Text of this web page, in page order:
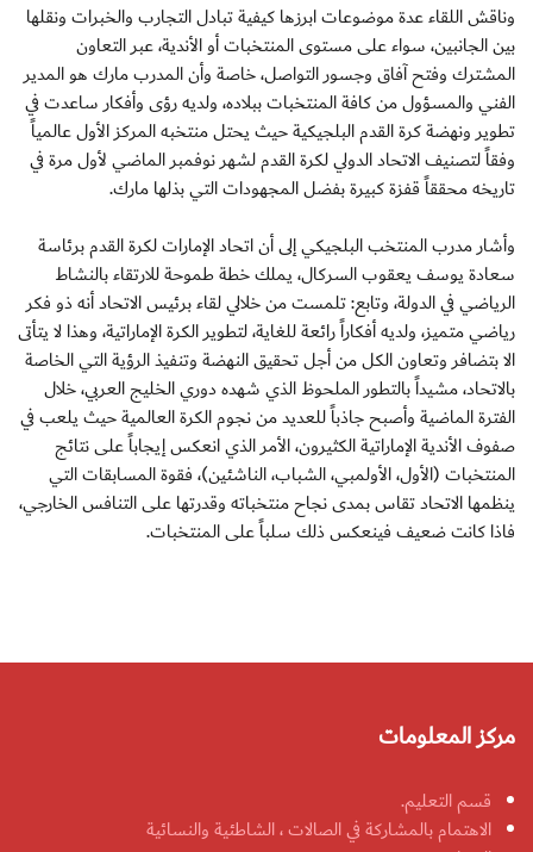
وناقش اللقاء عدة موضوعات ابرزها كيفية تبادل التجارب والخبرات ونقلها
بين الجانبين، سواء على مستوى المنتخبات أو الأندية، عبر التعاون
المشترك وفتح آفاق وجسور التواصل، خاصة وأن المدرب مارك هو المدير
الفني والمسؤول من كافة المنتخبات ببلاده، ولديه رؤى وأفكار ساعدت في
تطوير ونهضة كرة القدم البلجيكية حيث يحتل منتخبه المركز الأول عالمياً
وفقاً لتصنيف الاتحاد الدولي لكرة القدم لشهر نوفمبر الماضي لأول مرة في
تاريخه محققاً قفزة كبيرة بفضل المجهودات التي بذلها مارك.
وأشار مدرب المنتخب البلجيكي إلى أن اتحاد الإمارات لكرة القدم برئاسة
سعادة يوسف يعقوب السركال، يملك خطة طموحة للارتقاء بالنشاط
الرياضي في الدولة، وتابع: تلمست من خلالي لقاء برئيس الاتحاد أنه ذو فكر
رياضي متميز، ولديه أفكاراً رائعة للغاية، لتطوير الكرة الإماراتية، وهذا لا يتأتى
الا بتضافر وتعاون الكل من أجل تحقيق النهضة وتنفيذ الرؤية التي الخاصة
بالاتحاد، مشيداً بالتطور الملحوظ الذي شهده دوري الخليج العربي، خلال
الفترة الماضية وأصبح جاذباً للعديد من نجوم الكرة العالمية حيث يلعب في
صفوف الأندية الإماراتية الكثيرون، الأمر الذي انعكس إيجاباً على نتائج
المنتخبات (الأول، الأولمبي، الشباب، الناشئين)، فقوة المسابقات التي
ينظمها الاتحاد تقاس بمدى نجاح منتخباته وقدرتها على التنافس الخارجي،
فاذا كانت ضعيف فينعكس ذلك سلباً على المنتخبات.
مركز المعلومات
قسم التعليم.
الاهتمام بالمشاركة في الصالات ، الشاطئية والنسائية